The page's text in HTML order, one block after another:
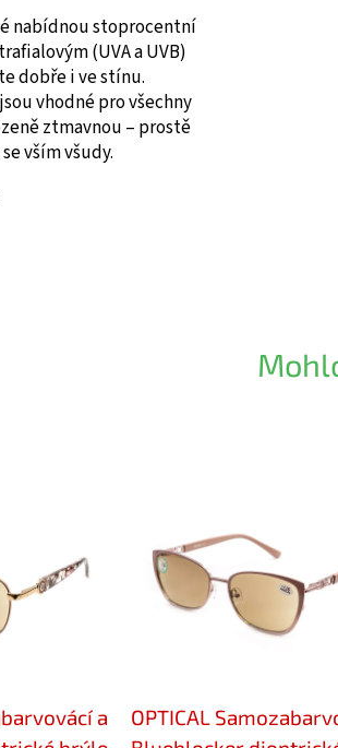
nabídnou stoprocentní
(UVA a UVB)
dobře i ve stínu.
vhodné pro všechny
ztmavnou – prostě
vším všudy.
a
OPTICAL